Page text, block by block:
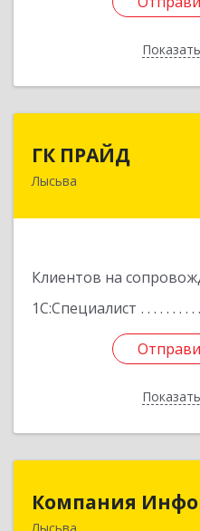
ГК ПРАЙД
Лысьва
Клиентов на
1С:Специалист
618909, Пермский
Компания
Лысьва